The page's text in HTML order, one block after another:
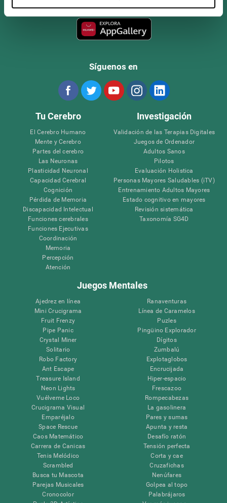
Síguenos en
Tu Cerebro
El Cerebro Humano
Mente y Cerebro
Partes del cerebro
Las Neuronas
Plasticidad Neuronal
Capacidad Cerebral
Cognición
Pérdida de Memoria
Discapacidad Intelectual
Funciones cerebrales
Funciones Ejecutivas
Coordinación
Memoria
Percepción
Atención
Investigación
Validación de las Terapias Digitales
Juegos de Ordenador
Adultos Sanos
Pilotos
Evaluación Holistica
Personas Mayores Saludables (iTV)
Entrenamiento Adultos Mayores
Estado cognitivo en mayores
Revisión sistemática
Taxonomía SG4D
Juegos Mentales
Ajedrez en línea
Mini Crucigrama
Fruit Frenzy
Pipe Panic
Crystal Miner
Solitario
Robo Factory
Ant Escape
Treasure Island
Neon Lights
Vuélveme Loco
Crucigrama Visual
Emparéjalo
Space Rescue
Caos Matemático
Carrera de Canicas
Tenis Melódico
Scrambled
Busca tu Mascota
Parejas Musicales
Cronocolor
Ranaventuras
Línea de Caramelos
Puzles
Pingüino Explorador
Dígitos
Zumbalú
Explotaglobos
Encrucijada
Hiper-espacio
Frescazoo
Rompecabezas
La gasolinera
Pares y sumas
Apunta y resta
Desafío ratón
Tensión perfecta
Corta y cae
Cruzafichas
Nenúfares
Golpea al topo
Palabrájaros